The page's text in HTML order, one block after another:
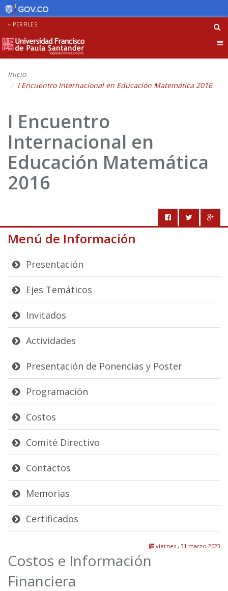
PERFILES
Inicio
I Encuentro Internacional en Educación Matemática 2016
I Encuentro
Internacional en
Educación Matemática
2016
Menú de Información
Presentación
Ejes Temáticos
Invitados
Actividades
Presentación de Ponencias y Poster
Programación
Costos
Comité Directivo
Contactos
Memorias
Certificados
viernes , 31 marzo 2023
Costos e Información
Financiera